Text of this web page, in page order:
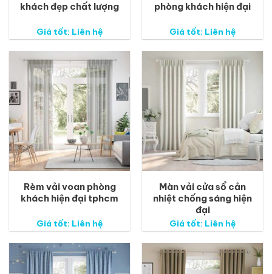
khách đẹp chất lượng
Giá tốt: Liên hệ
phòng khách hiện đại
Giá tốt: Liên hệ
Rèm vải voan phòng
khách hiện đại tphcm
Giá tốt: Liên hệ
Màn vải cửa sổ cản
nhiệt chống sáng hiện
đại
Giá tốt: Liên hệ